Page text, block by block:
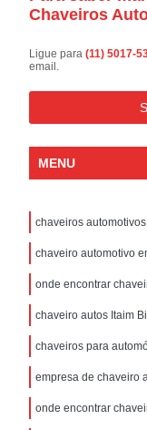
Chaveiros
Ligue para(11) 5017-
email.
MENU
chaveiros
chaveiro automotivo
onde encontrar
chaveiro autos Itaim
chaveiros para
empresa de chaveiro
onde encontrar